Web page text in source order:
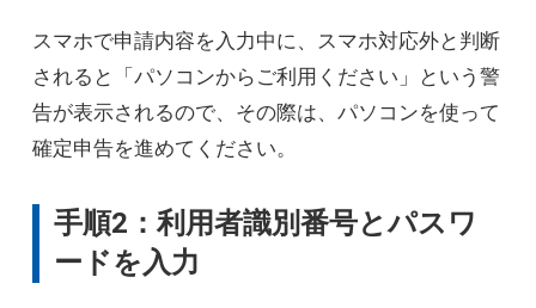
スマホで申請内容を入力中に、スマホ対応外と判断
されると「パソコンからご利用ください」という警
告が表示されるので、その際は、パソコンを使って
確定申告を進めてください。
手順2：利用者識別番号とパスワ
ードを入力